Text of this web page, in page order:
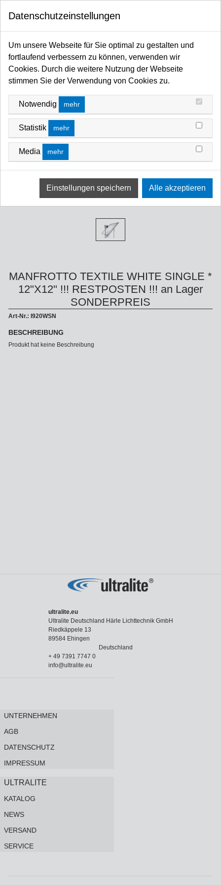
Startseite AVENGER SHOP LIGHT CONTROL
MANFROTTO TEXTILE WHITE SINGLE *
12"X12" !!! RESTPOSTEN !!! an Lager
SONDERPREIS
Art-Nr.: I920WSN
BESCHREIBUNG
Produkt hat keine Beschreibung
ultralite.eu
Ultralite Deutschland Härle Lichttechnik GmbH
Riedkäppele 13
89584 Ehingen
Deutschland
+ 49 7391 7747 0
info@ultralite.eu
UNTERNEHMEN
AGB
DATENSCHUTZ
IMPRESSUM
ULTRALITE
KATALOG
NEWS
VERSAND
SERVICE
Datenschutzeinstellungen
Um unsere Webseite für Sie optimal zu gestalten und
fortlaufend verbessern zu können, verwenden wir
Cookies. Durch die weitere Nutzung der Webseite
stimmen Sie der Verwendung von Cookies zu.
Notwendig mehr
Statistik mehr
Media mehr